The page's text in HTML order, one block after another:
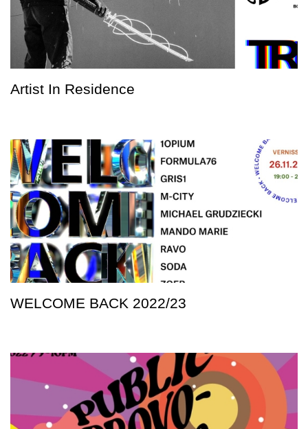
Artist In Residence
WELCOME BACK 2022/23